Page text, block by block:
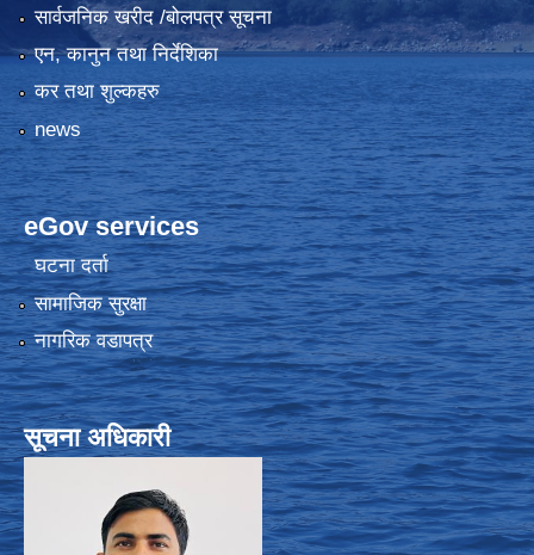
सार्वजनिक खरीद /बोलपत्र सूचना
एन, कानुन तथा निर्देशिका
कर तथा शुल्कहरु
news
eGov services
घटना दर्ता
सामाजिक सुरक्षा
नागरिक वडापत्र
सूचना अधिकारी